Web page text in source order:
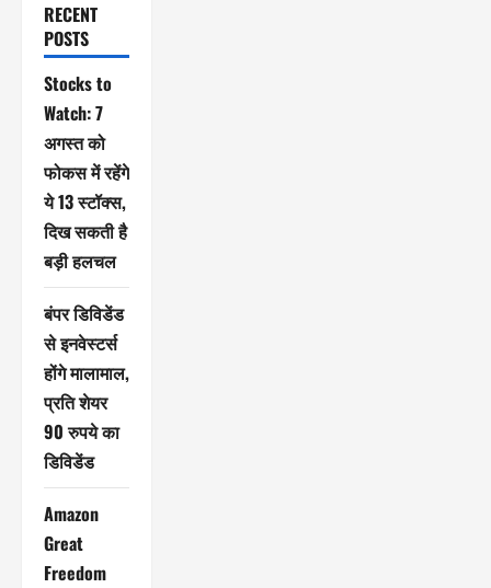
RECENT
POSTS
Stocks to
Watch: 7
अगस्त को
फोकस में रहेंगे
ये 13 स्टॉक्स,
दिख सकती है
बड़ी हलचल
बंपर डिविडेंड
से इनवेस्टर्स
होंगे मालामाल,
प्रति शेयर
90 रुपये का
डिविडेंड
Amazon
Great
Freedom